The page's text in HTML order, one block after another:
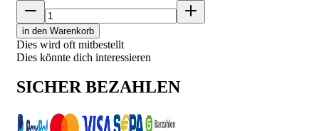
in den Warenkorb
Dies wird oft mitbestellt
Dies könnte dich interessieren
SICHER BEZAHLEN